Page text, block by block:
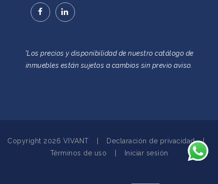
*Los precios y disponibilidad de nuestro catálogo de
inmuebles están sujetos a cambios sin previo aviso.
Copyright 2026 VIVANT Declaración de privacidad
|
Términos de uso
Iniciar sesión